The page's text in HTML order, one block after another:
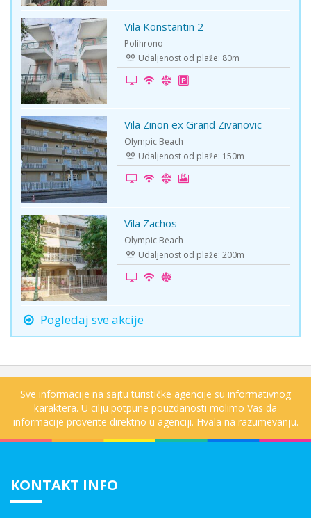
-10% Vila Konstantin 2
Polihrono
Udaljenost od plaže: 80m
-5% Vila Zinon ex Grand Zivanovic
Olympic Beach
Udaljenost od plaže: 150m
First Minute Vila Zachos
Olympic Beach
Udaljenost od plaže: 200m
Pogledaj sve akcije
Sve informacije na sajtu turističke agencije su informativnog
karaktera. U cilju potpune pouzdanosti molimo Vas da
informacije proverite direktno u agenciji. Hvala na razumevanju.
KONTAKT INFO